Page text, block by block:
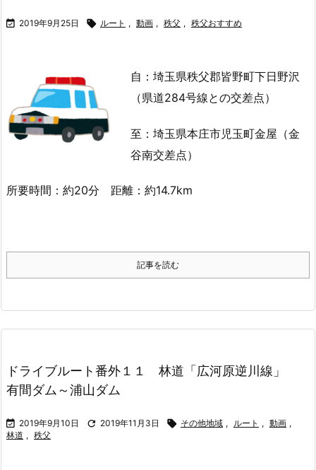
 2019年9月25日  ルート , 動画 , 秩父 , 秩父おすすめ
自：埼玉県秩父郡皆野町下日野沢
（県道284号線との交差点）
至：埼玉県本庄市児玉町金屋（金
谷南交差点）
所要時間：約20分 距離：約14.7km
記事を読む
ドライブルート番外１１ 林道「広河原逆川線」
有間ダム～浦山ダム
 2019年9月10日  2019年11月3日  その他地域 , ルート , 動画 ,
林道 , 秩父